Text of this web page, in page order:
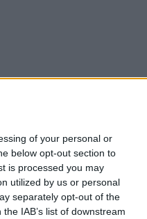
of your personal or
below opt-out section to
is processed you may
utilized by us or personal
separately opt-out of the
IAB’s list of downstream